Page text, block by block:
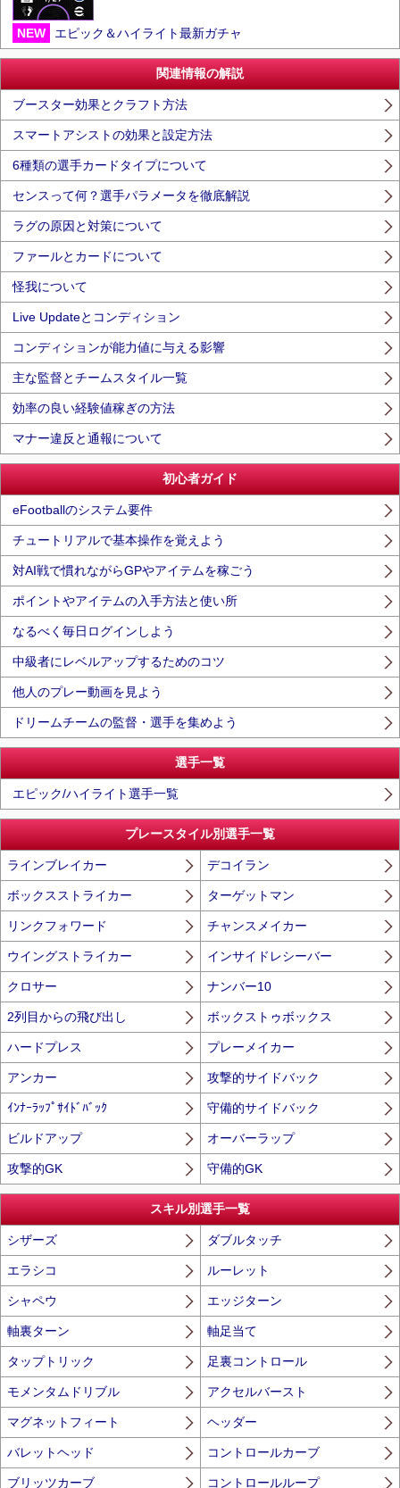
NEW エピック＆ハイライト最新ガチャ
関連情報の解説
ブースター効果とクラフト方法
スマートアシストの効果と設定方法
6種類の選手カードタイプについて
センスって何？選手パラメータを徹底解説
ラグの原因と対策について
ファールとカードについて
怪我について
Live Updateとコンディション
コンディションが能力値に与える影響
主な監督とチームスタイル一覧
効率の良い経験値稼ぎの方法
マナー違反と通報について
初心者ガイド
eFootballのシステム要件
チュートリアルで基本操作を覚えよう
対AI戦で慣れながらGPやアイテムを稼ごう
ポイントやアイテムの入手方法と使い所
なるべく毎日ログインしよう
中級者にレベルアップするためのコツ
他人のプレー動画を見よう
ドリームチームの監督・選手を集めよう
選手一覧
エピック/ハイライト選手一覧
プレースタイル別選手一覧
ラインブレイカー デコイラン
ボックスストライカー ターゲットマン
リンクフォワード チャンスメイカー
ウイングストライカー インサイドレシーバー
クロサー ナンバー10
2列目からの飛び出し ボックストゥボックス
ハードプレス プレーメイカー
アンカー 攻撃的サイドバック
ｲﾝﾅｰﾗｯﾌﾟｻｲﾄﾞﾊﾞｯｸ 守備的サイドバック
ビルドアップ オーバーラップ
攻撃的GK 守備的GK
スキル別選手一覧
シザーズ ダブルタッチ
エラシコ ルーレット
シャペウ エッジターン
軸裏ターン 軸足当て
タップトリック 足裏コントロール
モメンタムドリブル アクセルバースト
マグネットフィート ヘッダー
バレットヘッド コントロールカーブ
ブリッツカーブ コントロールループ